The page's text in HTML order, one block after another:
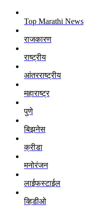
Top Marathi News
राजकारण
राष्ट्रीय
आंतरराष्ट्रीय
महाराष्ट्र
पुणे
बिझनेस
क्रीडा
मनोरंजन
लाईफस्टाईल
व्हिडीओ